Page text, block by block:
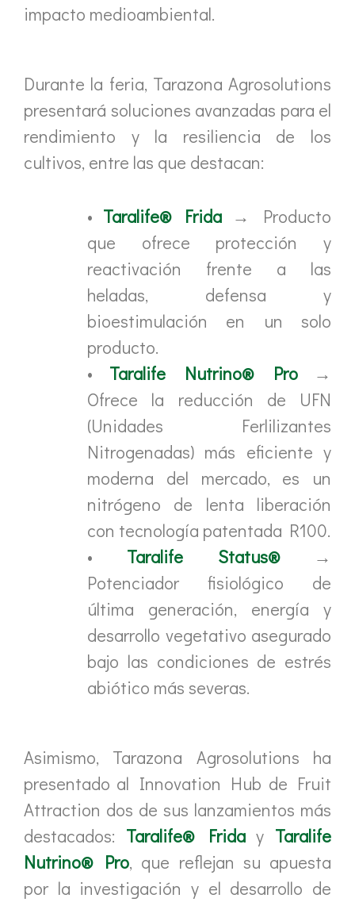
impacto medioambiental.
Durante la feria, Tarazona Agrosolutions
presentará soluciones avanzadas para el
rendimiento y la resiliencia de los
cultivos, entre las que destacan:
• Taralife® Frida → Producto
que ofrece protección y
reactivación frente a las
heladas, defensa y
bioestimulación en un solo
producto.
• Taralife Nutrino® Pro→
Ofrece la reducción de UFN
(Unidades Ferlilizantes
Nitrogenadas) más eficiente y
moderna del mercado, es un
nitrógeno de lenta liberación
con tecnología patentada R100.
• Taralife Status®→
Potenciador fisiológico de
última generación, energía y
desarrollo vegetativo asegurado
bajo las condiciones de estrés
abiótico más severas.
Asimismo, Tarazona Agrosolutions ha
presentado al Innovation Hub de Fruit
Attraction dos de sus lanzamientos más
destacados: Taralife® Friday Taralife
Nutrino® Pro, que reflejan su apuesta
por la investigación y el desarrollo de